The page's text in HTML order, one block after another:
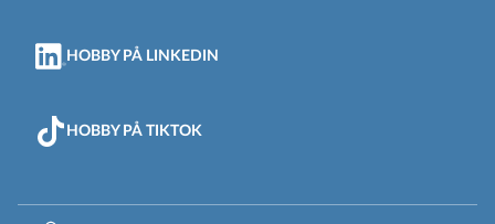
HOBBY PÅ LINKEDIN
HOBBY PÅ TIKTOK